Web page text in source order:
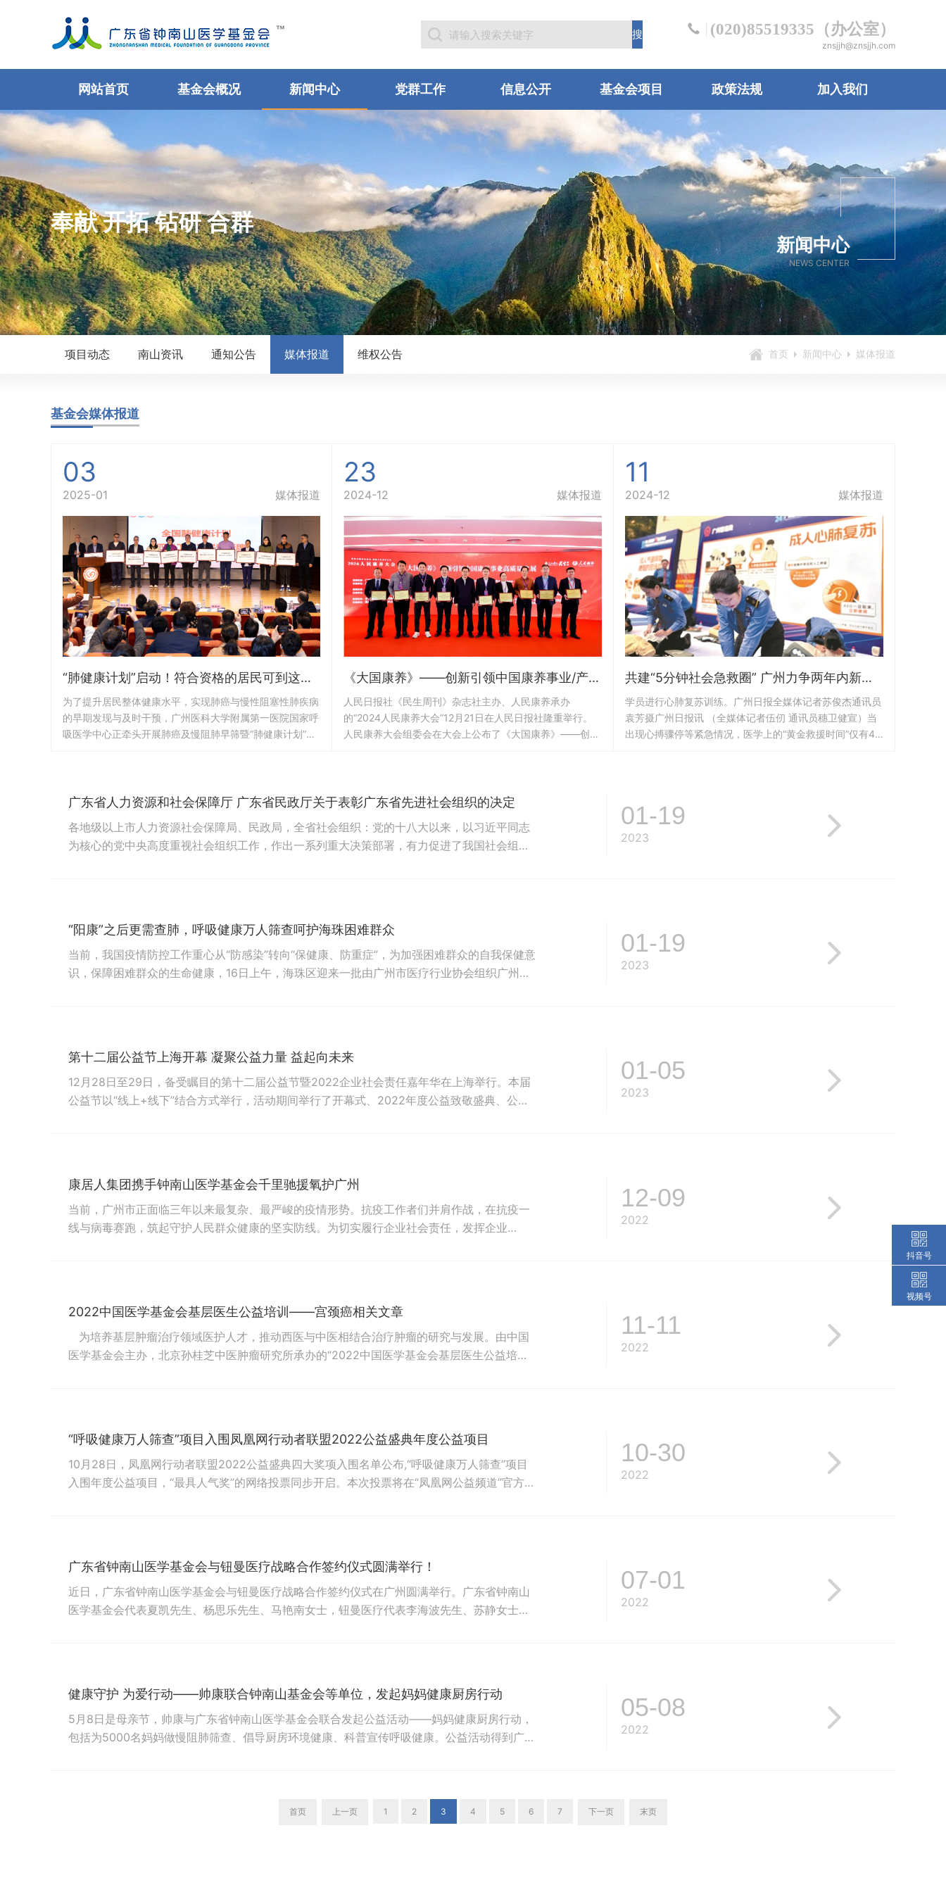
(020)85519335（办公室）
znsjjh@znsjjh.com
网站首页 基金会概况 新闻中心 党群工作 信息公开 基金会项目 政策法规 加入我们
奉献 开拓 钻研 合群
新闻中心
NEWS CENTER
项目动态 南山资讯 通知公告 媒体报道 维权公告 首页 新闻中心 媒体报道
基金会媒体报道
03
2025-01 媒体报道
“肺健康计划”启动！符合资格的居民可到这些机构免费做CT→
为了提升居民整体健康水平，实现肺癌与慢性阻塞性肺疾病
的早期发现与及时干预，广州医科大学附属第一医院国家呼
吸医学中心正牵头开展肺癌及慢阻肺早筛暨“肺健康计划”项
率已高达80%。“所以我们要把这个工作推广到全国，做得
23
2024-12 媒体报道
《大国康养》——创新引领中国康养事业/产业高质量发展典型案例在京揭晓
人民日报社《民生周刊》杂志社主办、人民康养承办
的“2024人民康养大会”12月21日在人民日报社隆重举行。
人民康养大会组委会在大会上公布了《大国康养》——创新
是社会文明进步的基础，是民族昌盛和国家富强的重要标
11
2024-12 媒体报道
共建“5分钟社会急救圈” 广州力争两年内新增10万名急救志愿者
学员进行心肺复苏训练。广州日报全媒体记者苏俊杰通讯员
袁芳摄广州日报讯 （全媒体记者伍仞 通讯员穗卫健宣）当
出现心搏骤停等紧急情况，医学上的“黄金救援时间”仅有4
救圈的主要...
广东省人力资源和社会保障厅 广东省民政厅关于表彰广东省先进社会组织的决定
各地级以上市人力资源社会保障局、民政局，全省社会组织：党的十八大以来，以习近平同志
为核心的党中央高度重视社会组织工作，作出一系列重大决策部署，有力促进了我国社会组织
01-19
2023
“阳康”之后更需查肺，呼吸健康万人筛查呵护海珠困难群众
当前，我国疫情防控工作重心从“防感染”转向“保健康、防重症”，为加强困难群众的自我保健意
识，保障困难群众的生命健康，16日上午，海珠区迎来一批由广州市医疗行业协会组织广州医
01-19
2023
第十二届公益节上海开幕 凝聚公益力量 益起向未来
12月28日至29日，备受瞩目的第十二届公益节暨2022企业社会责任嘉年华在上海举行。本届
公益节以“线上+线下”结合方式举行，活动期间举行了开幕式、2022年度公益致敬盛典、公益
01-05
2023
康居人集团携手钟南山医学基金会千里驰援氧护广州
当前，广州市正面临三年以来最复杂、最严峻的疫情形势。抗疫工作者们并肩作战，在抗疫一
线与病毒赛跑，筑起守护人民群众健康的坚实防线。为切实履行企业社会责任，发挥企业
12-09
2022
2022中国医学基金会基层医生公益培训——宫颈癌相关文章
为培养基层肿瘤治疗领域医护人才，推动西医与中医相结合治疗肿瘤的研究与发展。由中国
医学基金会主办，北京孙桂芝中医肿瘤研究所承办的“2022中国医学基金会基层医生公益培训
11-11
2022
“呼吸健康万人筛查”项目入围凤凰网行动者联盟2022公益盛典年度公益项目
10月28日，凤凰网行动者联盟2022公益盛典四大奖项入围名单公布,“呼吸健康万人筛查”项目
入围年度公益项目，“最具人气奖”的网络投票同步开启。本次投票将在“凤凰网公益频道”官方微
10-30
2022
广东省钟南山医学基金会与钮曼医疗战略合作签约仪式圆满举行！
近日，广东省钟南山医学基金会与钮曼医疗战略合作签约仪式在广州圆满举行。广东省钟南山
医学基金会代表夏凯先生、杨思乐先生、马艳南女士，钮曼医疗代表李海波先生、苏静女士共
07-01
2022
健康守护 为爱行动——帅康联合钟南山基金会等单位，发起妈妈健康厨房行动
5月8日是母亲节，帅康与广东省钟南山医学基金会联合发起公益活动——妈妈健康厨房行动，
包括为5000名妈妈做慢阻肺筛查、倡导厨房环境健康、科普宣传呼吸健康。公益活动得到广东
05-08
2022
首页 上一页 1 2 3 4 5 6 7 下一页 末页
抖音号
视频号